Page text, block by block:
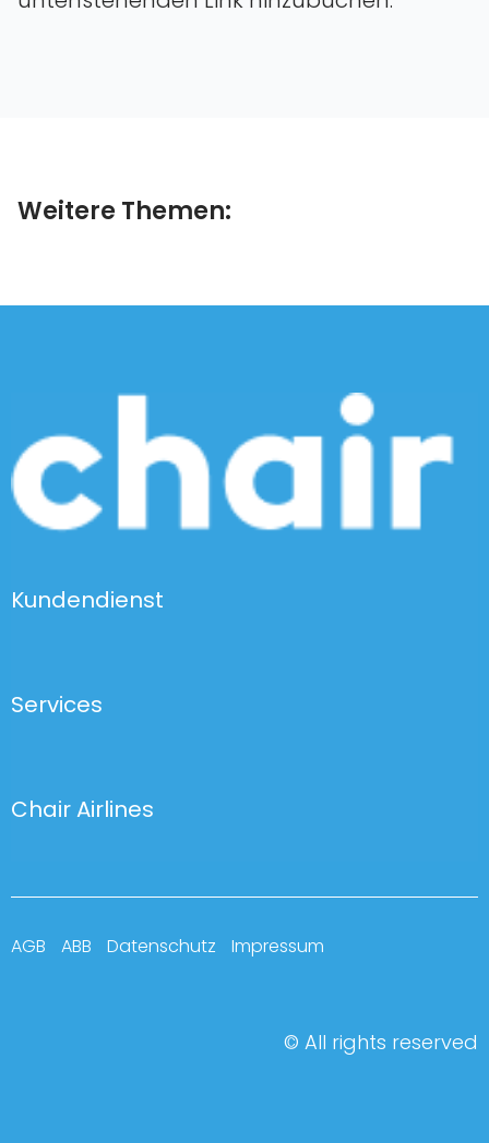
Weitere Themen:
Kundendienst
Services
Chair Airlines
AGB ABB Datenschutz Impressum
© All rights reserved